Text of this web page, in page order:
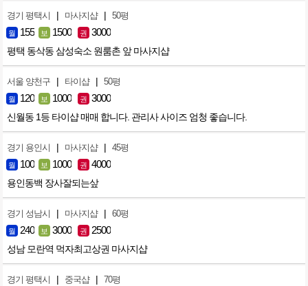
경기 평택시 | 마사지샵 | 50평
월 155 보 1500 권 3000
평택 동삭동 삼성숙소 원룸촌 앞 마사지샵
서울 양천구 | 타이샵 | 50평
월 120 보 1000 권 3000
신월동 1등 타이샵 매매 합니다. 관리사 사이즈 엄청 좋습니다.
경기 용인시 | 마사지샵 | 45평
월 100 보 1000 권 4000
용인동백 장사잘되는샆
경기 성남시 | 마사지샵 | 60평
월 240 보 3000 권 2500
성남 모란역 먹자최고상권 마사지샵
경기 평택시 | 중국샵 | 70평